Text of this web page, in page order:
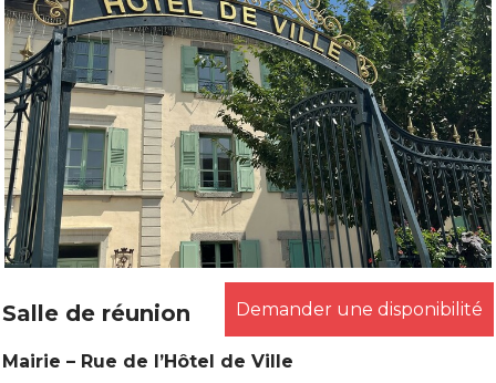
Demander une disponibilité
Salle de réunion
Mairie – Rue de l’Hôtel de Ville